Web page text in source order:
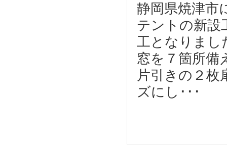
静岡県焼津
テントの新設
工となりまし
窓を７箇所備
片引きの２枚
ズにし･･･